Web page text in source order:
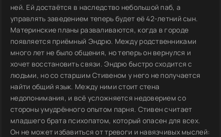
ней. Ей достаётся в наследство небольшой паб, а
управлять заведением теперь будет её 42-летний сын.
Материнские планы разваливаются, когда в городе
появляется приёмный Эндрю. Между родственниками
много лет не было общения, но теперь он вернулся и
хочет восстановить связи. Эндрю быстро сходится с
людьми, но со старшим Стивеном у него не получается
найти общий язык. Между ними стоит стена
недопонимания, и всё усложняется недоверием со
стороны умудрённого опытом парня. Стивен считает
младшего брата психопатом, который опасен для всех.
Он не может избавиться от тревоги и навязчивых мыслей: